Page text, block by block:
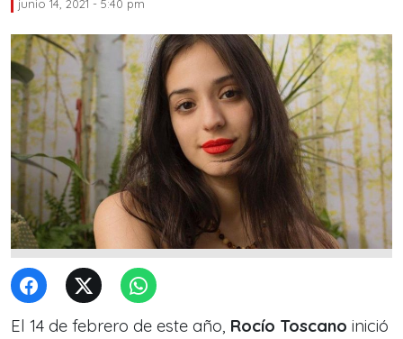
junio 14, 2021 - 5:40 pm
El 14 de febrero de este año, Rocío Toscano inició